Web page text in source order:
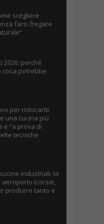
scegliere
farsi fregare
2026: perché
cosa potrebbe
per ristoranti:
una cucina più
e “a prova di
tecniche
industriali: la
aeroporto (corsie,
produrre tanto e